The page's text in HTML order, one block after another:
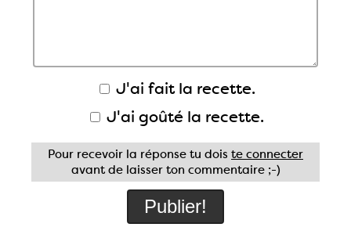
J'ai fait la recette.
J'ai goûté la recette.
Pour recevoir la réponse tu dois te connecter
avant de laisser ton commentaire ;-)